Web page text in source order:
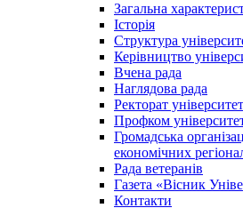
Загальна
Історія
Структура
Керівництво
Вчена рада
Наглядова рада
Ректорат
Профком
Громадська
економічних
Рада ветеранів
Газета «Вісник
Контакти